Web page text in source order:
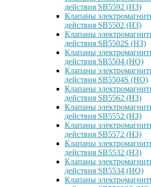
действия SB5592 (НЗ)
Клапаны
действия SB5502 (НЗ)
Клапаны
действия SB5502S (НЗ)
Клапаны
действия SB5504 (НО)
Клапаны
действия SB5504S (НО)
Клапаны
действия SB5562 (НЗ)
Клапаны
действия SB5552 (НЗ)
Клапаны
действия SB5572 (НЗ)
Клапаны
действия SB5532 (НЗ)
Клапаны
действия SB5534 (НО)
Клапаны